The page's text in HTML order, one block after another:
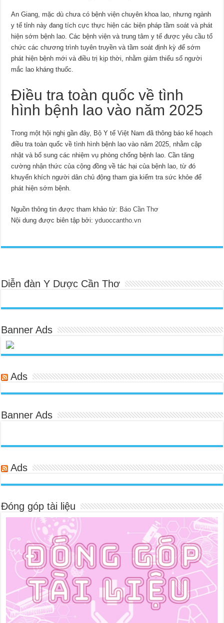
An Giang, mặc dù chưa có bệnh viện chuyên khoa lao, nhưng ngành
y tế tỉnh này đang tích cực thực hiện các biện pháp tầm soát và phát
hiện sớm bệnh lao. Các bệnh viện và trung tâm y tế được yêu cầu tổ
chức các chương trình tuyên truyền và tầm soát định kỳ để sớm
phát hiện bệnh mới và điều trị kịp thời, nhằm giảm thiểu số người
mắc lao kháng thuốc.
Điều tra toàn quốc về tình
hình bệnh lao vào năm 2025
Trong một hội nghị gần đây, Bộ Y tế Việt Nam đã thông báo kế hoạch
điều tra toàn quốc về tình hình bệnh lao vào năm 2025, nhằm cập
nhật và bổ sung các nhiệm vụ phòng chống bệnh lao. Cần tăng
cường nhận thức của cộng đồng về tác hại của bệnh lao, từ đó
khuyến khích người dân chủ động tham gia kiểm tra sức khỏe để
phát hiện sớm bệnh.
Nguồn thông tin được tham khảo từ: Báo Cần Thơ
Nội dung được biên tập bởi:yduoccantho.vn
Diễn đàn Y Dược Cần Thơ
Banner Ads
Ads
Banner Ads
Ads
Đóng góp tài liệu